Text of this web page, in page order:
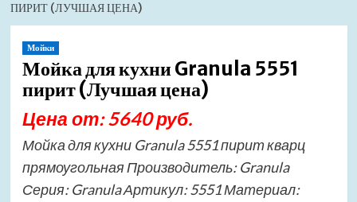
ПИРИТ (ЛУЧШАЯ ЦЕНА)
Мойки
Мойка для кухни Granula 5551
пирит (Лучшая цена)
Цена от: 5640 руб.
Мойка для кухни Granula 5551 пирит кварц
прямоугольная Производитель: Granula
Серия: Granula Артикул: 5551 Материал: